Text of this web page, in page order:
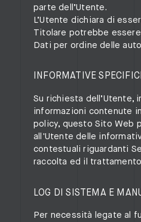
parte dell’Utente.
L’Utente dichiara di
Titolare potrebbe
Dati per ordine delle
INFORMATIVE
Su richiesta dell’Utente,
informazioni contenute
policy, questo Sito Web
all'Utente delle
contestuali riguardanti
raccolta ed il
LOG DI SISTEMA E
Per necessità legate al